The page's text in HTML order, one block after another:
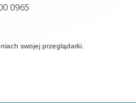
0965
swojej przeglądarki.